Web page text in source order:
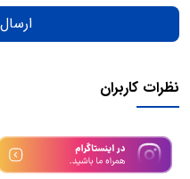
نظرات کاربران